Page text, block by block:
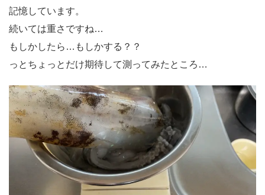
記憶しています。
続いては重さですね…
もしかしたら…もしかする？？
っとちょっとだけ期待して測ってみたところ…